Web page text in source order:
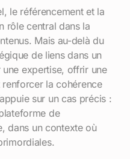
le référencement et la
rôle central dans la
Mais au-delà du
de liens dans un
expertise, offrir une
renforcer la cohérence
sur un cas précis :
de
dans un contexte où